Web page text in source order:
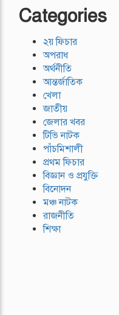
Categories
২য় ফিচার
অপরাধ
অর্থনীতি
আন্তর্জাতিক
খেলা
জাতীয়
জেলার খবর
টিভি নাটক
পাঁচমিশালী
প্রথম ফিচার
বিজ্ঞান ও প্রযুক্তি
বিনোদন
মঞ্চ নাটক
রাজনীতি
শিক্ষা